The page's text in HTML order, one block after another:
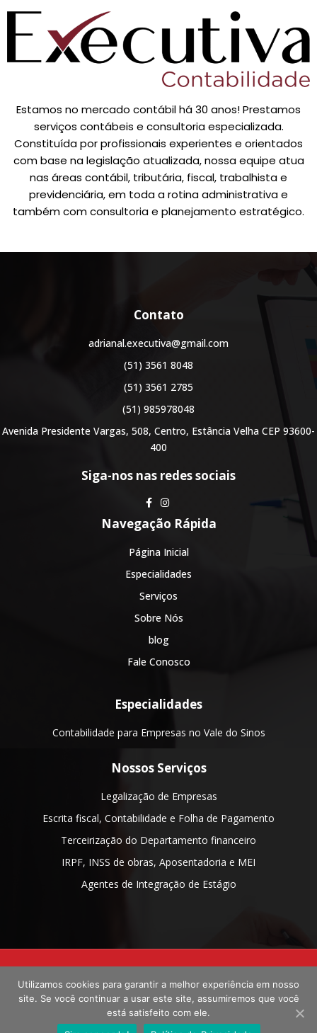
Estamos no mercado contábil há 30 anos! Prestamos
serviços contábeis e consultoria especializada.
Constituída por profissionais experientes e orientados
com base na legislação atualizada, nossa equipe atua
nas áreas contábil, tributária, fiscal, trabalhista e
previdenciária, em toda a rotina administrativa e
também com consultoria e planejamento estratégico.
Contato
adrianal.executiva@gmail.com
(51) 3561 8048
(51) 3561 2785
(51) 985978048
Avenida Presidente Vargas, 508, Centro, Estância Velha CEP 93600-
400
Siga-nos nas redes sociais
Navegação Rápida
Página Inicial
Especialidades
Serviços
Sobre Nós
blog
Fale Conosco
Especialidades
Contabilidade para Empresas no Vale do Sinos
Nossos Serviços
Legalização de Empresas
Escrita fiscal, Contabilidade e Folha de Pagamento
Terceirização do Departamento financeiro
IRPF, INSS de obras, Aposentadoria e MEI
Agentes de Integração de Estágio
Contabilidade em Estância Velha/ RS- EXECUTIVA ASSESSORIA
CONTABIL LTDA
Site Contábil feito com 💙 por
Utilizamos cookies para garantir a melhor experiência em nosso
site. Se você continuar a usar este site, assumiremos que você
está satisfeito com ele.